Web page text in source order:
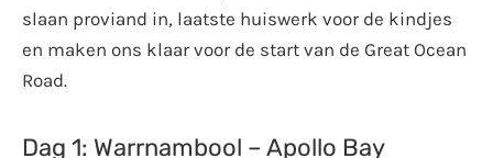
slaan proviand in, laatste huiswerk voor de kindjes
en maken ons klaar voor de start van de Great Ocean
Road.
Dag 1: Warrnambool – Apollo Bay